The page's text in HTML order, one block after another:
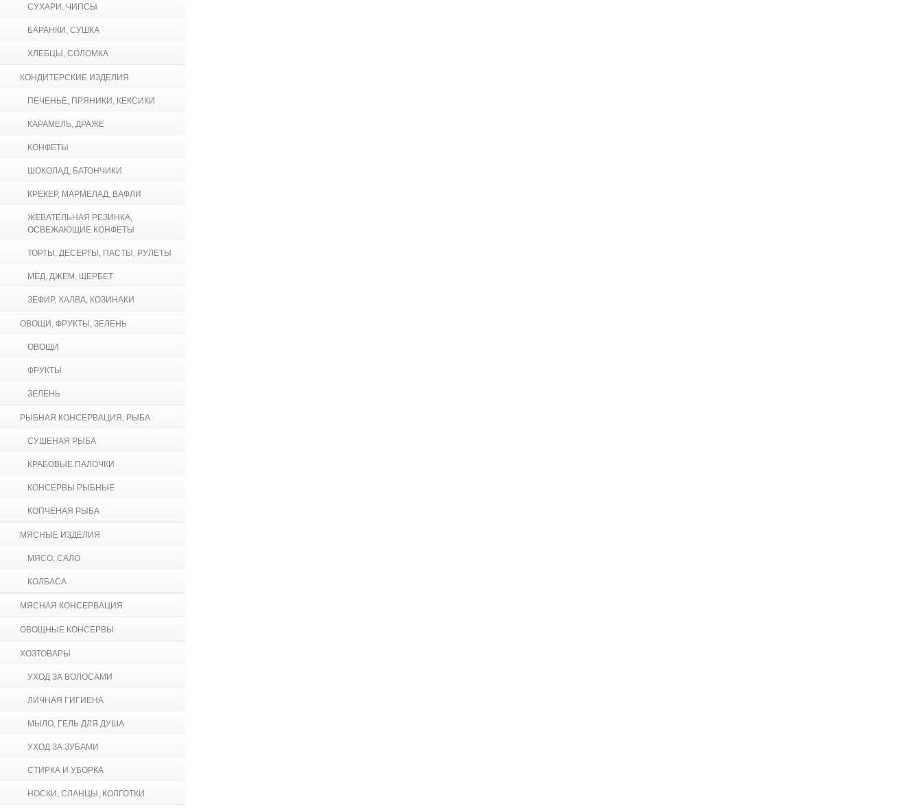
СУХАРИ, ЧИПСЫ
БАРАНКИ, СУШКА
ХЛЕБЦЫ, СОЛОМКА
КОНДИТЕРСКИЕ ИЗДЕЛИЯ
ПЕЧЕНЬЕ, ПРЯНИКИ, КЕКСИКИ
КАРАМЕЛЬ, ДРАЖЕ
КОНФЕТЫ
ШОКОЛАД, БАТОНЧИКИ
КРЕКЕР, МАРМЕЛАД, ВАФЛИ
ЖЕВАТЕЛЬНАЯ РЕЗИНКА,
ОСВЕЖАЮЩИЕ КОНФЕТЫ
ТОРТЫ, ДЕСЕРТЫ, ПАСТЫ, РУЛЕТЫ
МЁД, ДЖЕМ, ЩЕРБЕТ
ЗЕФИР, ХАЛВА, КОЗИНАКИ
ОВОЩИ, ФРУКТЫ, ЗЕЛЕНЬ
ОВОЩИ
ФРУКТЫ
ЗЕЛЕНЬ
РЫБНАЯ КОНСЕРВАЦИЯ, РЫБА
СУШЕНАЯ РЫБА
КРАБОВЫЕ ПАЛОЧКИ
КОНСЕРВЫ РЫБНЫЕ
КОПЧЕНАЯ РЫБА
МЯСНЫЕ ИЗДЕЛИЯ
МЯСО, САЛО
КОЛБАСА
МЯСНАЯ КОНСЕРВАЦИЯ
ОВОЩНЫЕ КОНСЕРВЫ
ХОЗТОВАРЫ
УХОД ЗА ВОЛОСАМИ
ЛИЧНАЯ ГИГИЕНА
МЫЛО, ГЕЛЬ ДЛЯ ДУША
УХОД ЗА ЗУБАМИ
СТИРКА И УБОРКА
НОСКИ, СЛАНЦЫ, КОЛГОТКИ